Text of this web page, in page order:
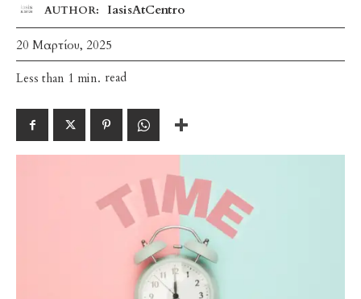
AUTHOR: IasisAtCentro
20 Μαρτίου, 2025
Less than 1 min. read